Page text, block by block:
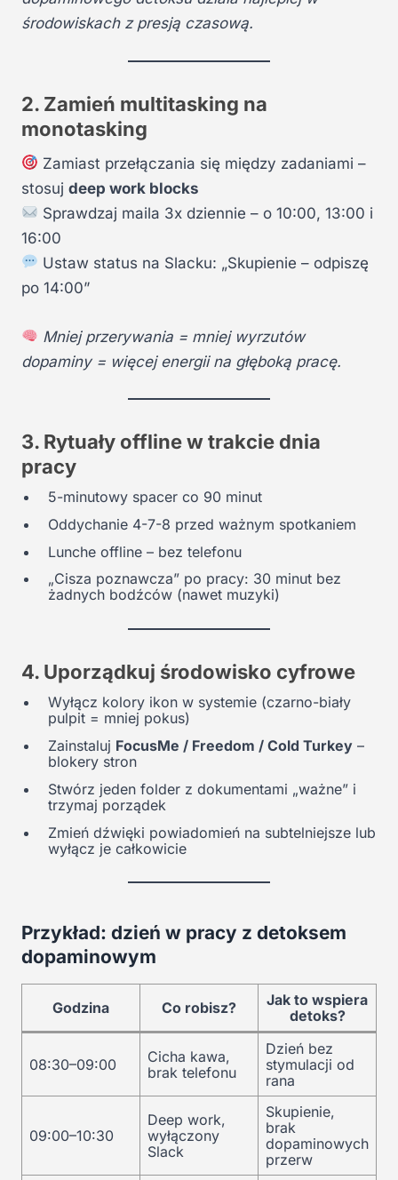
środowiskach z presją czasową.
2. Zamień multitasking na
monotasking
Zamiast przełączania się między zadaniami –
stosuj deep work blocks
Sprawdzaj maila 3x dziennie – o 10:00, 13:00 i
16:00
Ustaw status na Slacku: „Skupienie – odpiszę
po 14:00”
Mniej przerywania = mniej wyrzutów
dopaminy = więcej energii na głęboką pracę.
3. Rytuały offline w trakcie dnia
pracy
5-minutowy spacer co 90 minut
Oddychanie 4-7-8 przed ważnym spotkaniem
Lunche offline – bez telefonu
„Cisza poznawcza” po pracy: 30 minut bez
żadnych bodźców (nawet muzyki)
4. Uporządkuj środowisko cyfrowe
Wyłącz kolory ikon w systemie (czarno-biały
pulpit = mniej pokus)
Zainstaluj FocusMe / Freedom / Cold Turkey –
blokery stron
Stwórz jeden folder z dokumentami „ważne” i
trzymaj porządek
Zmień dźwięki powiadomień na subtelniejsze lub
wyłącz je całkowicie
Przykład: dzień w pracy z detoksem
dopaminowym
Godzina Co robisz?
Jak to wspiera
detoks?
08:30–09:00
Cicha kawa,
brak telefonu
Dzień bez
stymulacji od
rana
09:00–10:30
Deep work,
wyłączony
Slack
Skupienie,
brak
dopaminowych
przerw